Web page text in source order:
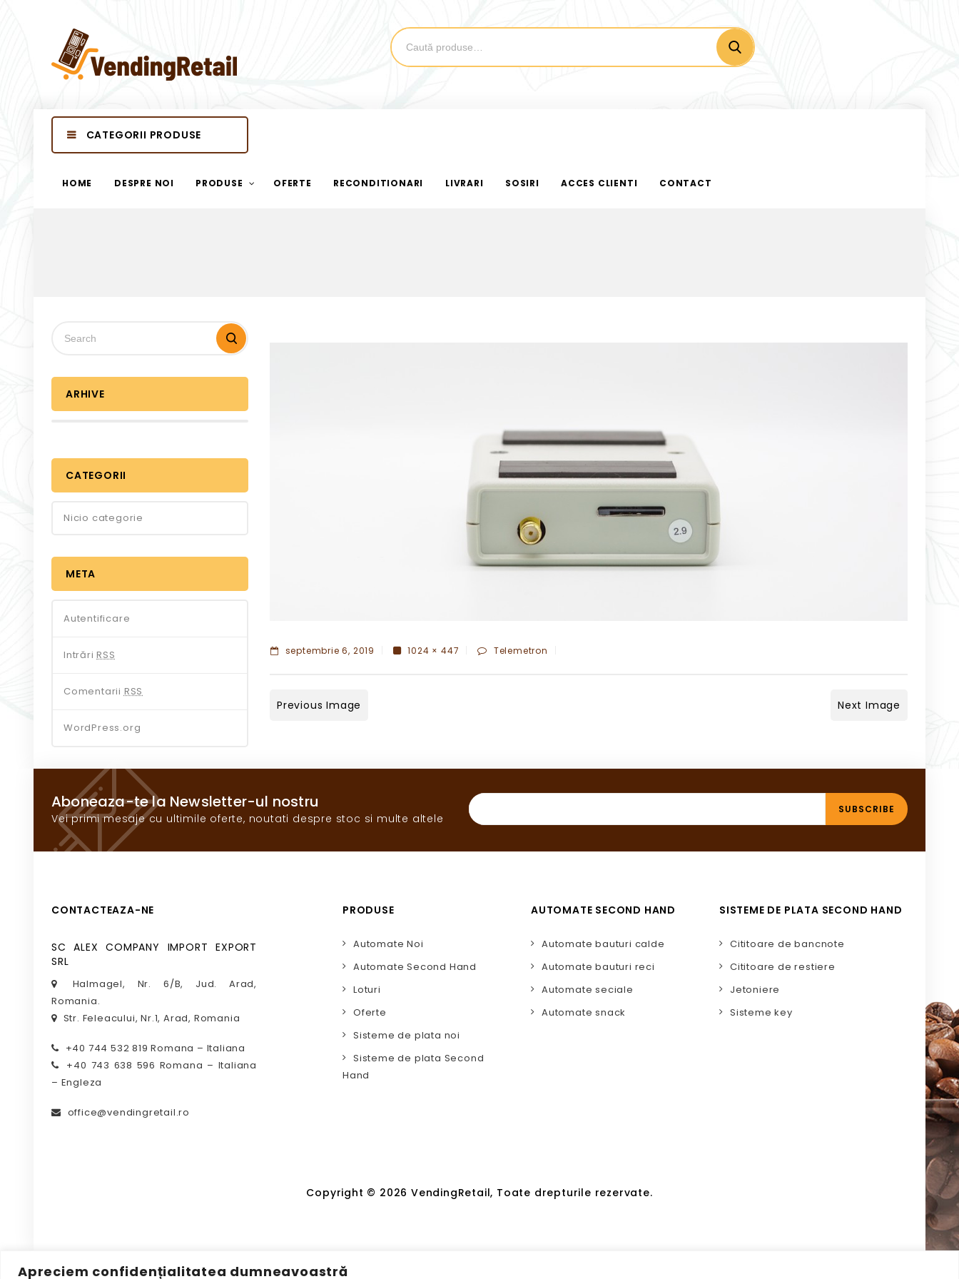
Apreciem confidențialitatea dumneavoastră
CATEGORII PRODUSE
HOME DESPRE NOI PRODUSE OFERTE RECONDITIONARI LIVRARI SOSIRI ACCES CLIENTI CONTACT
septembrie 6, 2019 1024 × 447 Telemetron
Previous Image Next Image
ARHIVE
CATEGORII
Nicio categorie
META
Autentificare
Intrări RSS
Comentarii RSS
WordPress.org
Aboneaza-te la Newsletter-ul nostru
Vei primi mesaje cu ultimile oferte, noutati despre stoc si multe altele
CONTACTEAZA-NE
SC ALEX COMPANY IMPORT EXPORT
SRL
Halmagel, Nr. 6/B, Jud. Arad,
Romania.
Str. Feleacului, Nr.1, Arad, Romania
+40 744 532 819 Romana – Italiana
+40 743 638 596 Romana – Italiana
– Engleza
office@vendingretail.ro
PRODUSE
Automate Noi
Automate Second Hand
Loturi
Oferte
Sisteme de plata noi
Sisteme de plata Second
Hand
AUTOMATE SECOND HAND
Automate bauturi calde
Automate bauturi reci
Automate seciale
Automate snack
SISTEME DE PLATA SECOND HAND
Cititoare de bancnote
Cititoare de restiere
Jetoniere
Sisteme key
Copyright © 2026 VendingRetail, Toate drepturile rezervate.